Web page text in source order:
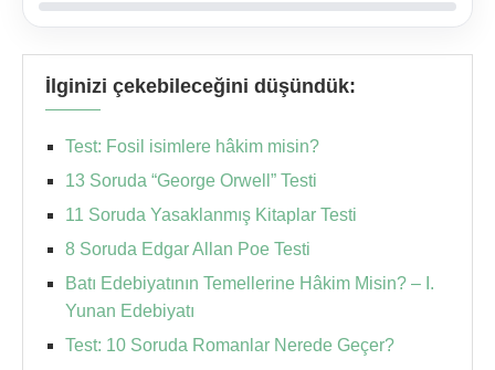
İlginizi çekebileceğini düşündük:
Test: Fosil isimlere hâkim misin?
13 Soruda “George Orwell” Testi
11 Soruda Yasaklanmış Kitaplar Testi
8 Soruda Edgar Allan Poe Testi
Batı Edebiyatının Temellerine Hâkim Misin? – I.
Yunan Edebiyatı
Test: 10 Soruda Romanlar Nerede Geçer?